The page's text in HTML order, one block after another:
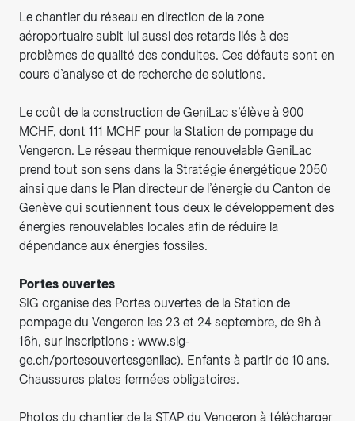
Le chantier du réseau en direction de la zone
aéroportuaire subit lui aussi des retards liés à des
problèmes de qualité des conduites. Ces défauts sont en
cours d’analyse et de recherche de solutions.
Le coût de la construction de GeniLac s’élève à 900
MCHF, dont 111 MCHF pour la Station de pompage du
Vengeron. Le réseau thermique renouvelable GeniLac
prend tout son sens dans la Stratégie énergétique 2050
ainsi que dans le Plan directeur de l’énergie du Canton de
Genève qui soutiennent tous deux le développement des
énergies renouvelables locales afin de réduire la
dépendance aux énergies fossiles.
Portes ouvertes
SIG organise des Portes ouvertes de la Station de
pompage du Vengeron les 23 et 24 septembre, de 9h à
16h, sur inscriptions : www.sig-
ge.ch/portesouvertesgenilac). Enfants à partir de 10 ans.
Chaussures plates fermées obligatoires.
Photos du chantier de la STAP du Vengeron à télécharger